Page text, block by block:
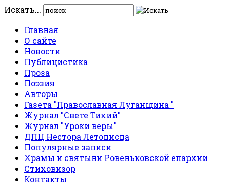
Искать...
Главная
О сайте
Новости
Публицистика
Проза
Поэзия
Авторы
Газета "Православная Луганщина "
Журнал "Свете Тихий"
Журнал "Уроки веры"
ДПЦ Нестора Летописца
Популярные записи
Храмы и святыни Ровеньковской епархии
Стиховизор
Контакты